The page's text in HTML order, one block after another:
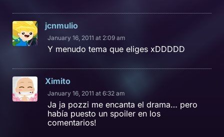
jcnmulio
January 16, 2011 at 2:09 am
Y menudo tema que eliges xDDDDD
Ximito
January 16, 2011 at 6:32 am
Ja ja pozzi me encanta el drama… pero
había puesto un spoiler en los
comentarios!